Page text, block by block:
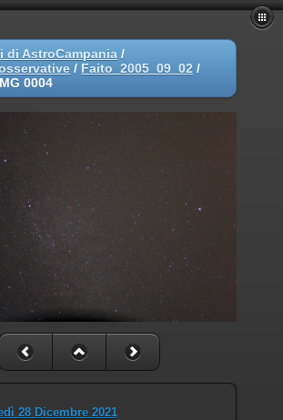
di AstroCampania /
/ Faito_2005_09_02 /
0004
28 Dicembre 2021